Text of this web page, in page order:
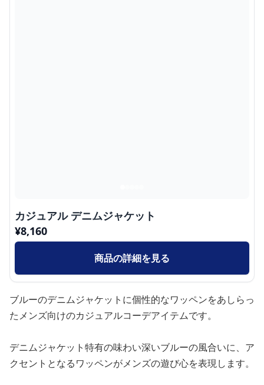
カジュアル デニムジャケット
¥8,160
商品の詳細を見る
ブルーのデニムジャケットに個性的なワッペンをあしらっ
たメンズ向けのカジュアルコーデアイテムです。
デニムジャケット特有の味わい深いブルーの風合いに、ア
クセントとなるワッペンがメンズの遊び心を表現します。